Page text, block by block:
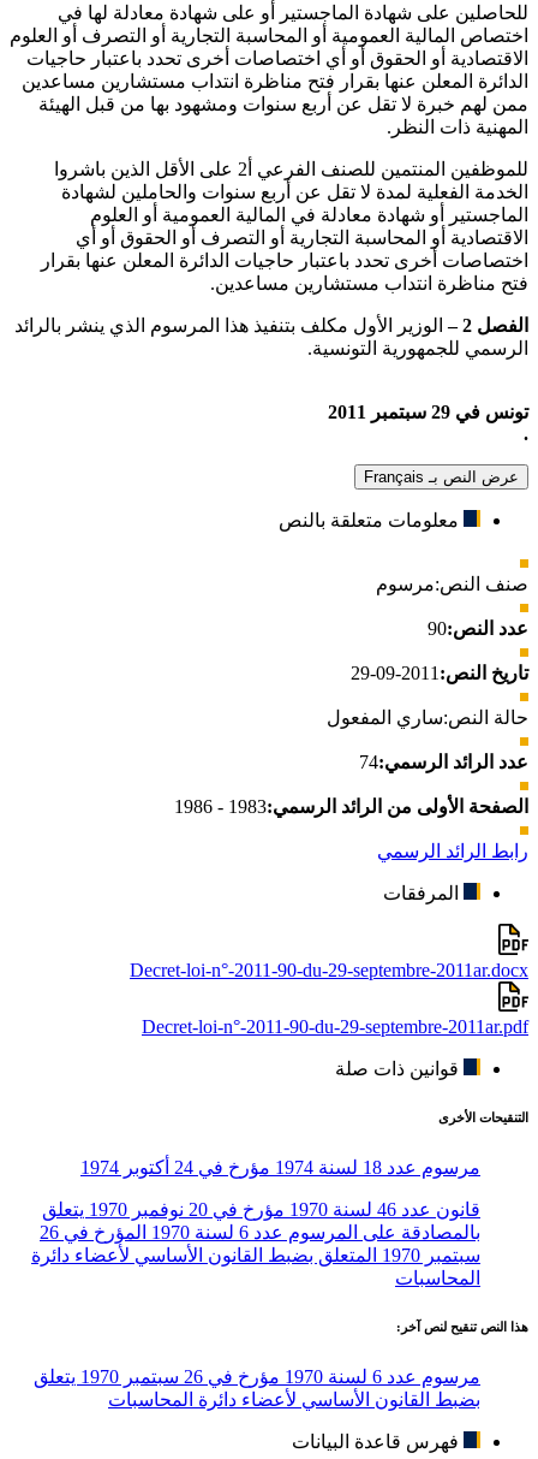
للحاصلين على شهادة الماجستير أو على شهادة معادلة لها في
اختصاص المالية العمومية أو المحاسبة التجارية أو التصرف أو العلوم
الاقتصادية أو الحقوق أو أي اختصاصات أخرى تحدد باعتبار حاجيات
الدائرة المعلن عنها بقرار فتح مناظرة انتداب مستشارين مساعدين
ممن لهم خبرة لا تقل عن أربع سنوات ومشهود بها من قبل الهيئة
المهنية ذات النظر.
للموظفين المنتمين للصنف الفرعي أ2 على الأقل الذين باشروا
الخدمة الفعلية لمدة لا تقل عن أربع سنوات والحاملين لشهادة
الماجستير أو شهادة معادلة في المالية العمومية أو العلوم
الاقتصادية أو المحاسبة التجارية أو التصرف أو الحقوق أو أي
اختصاصات أخرى تحدد باعتبار حاجيات الدائرة المعلن عنها بقرار
فتح مناظرة انتداب مستشارين مساعدين.
الفصل 2 –
الوزير الأول مكلف بتنفيذ هذا المرسوم الذي ينشر بالرائد
الرسمي للجمهورية التونسية.
تونس في 29 سبتمبر 2011
.
عرض النص بـ Français
معلومات متعلقة بالنص
صنف النص:مرسوم
عدد النص:90
تاريخ النص: 2011-09-29
حالة النص:ساري المفعول
عدد الرائد الرسمي:74
الصفحة الأولى من الرائد الرسمي:1983 - 1986
رابط الرائد الرسمي
المرفقات
Decret-loi-n°-2011-90-du-29-septembre-2011ar.docx
Decret-loi-n°-2011-90-du-29-septembre-2011ar.pdf
قوانين ذات صلة
التنقيحات الأخرى
مرسوم عدد 18 لسنة 1974 مؤرخ في 24 أكتوبر 1974
قانون عدد 46 لسنة 1970 مؤرخ في 20 نوفمبر 1970 يتعلق
بالمصادقة على المرسوم عدد 6 لسنة 1970 المؤرخ في 26
سبتمبر 1970 المتعلق بضبط القانون الأساسي لأعضاء دائرة
المحاسبات
هذا النص تنقيح لنص آخر:
مرسوم عدد 6 لسنة 1970 مؤرخ في 26 سبتمبر 1970 يتعلق
بضبط القانون الأساسي لأعضاء دائرة المحاسبات
فهرس قاعدة البيانات